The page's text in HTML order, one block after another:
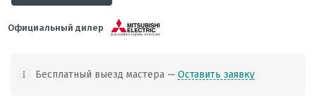
Официальный дилер
Бесплатный выезд мастера — Оставить заявку